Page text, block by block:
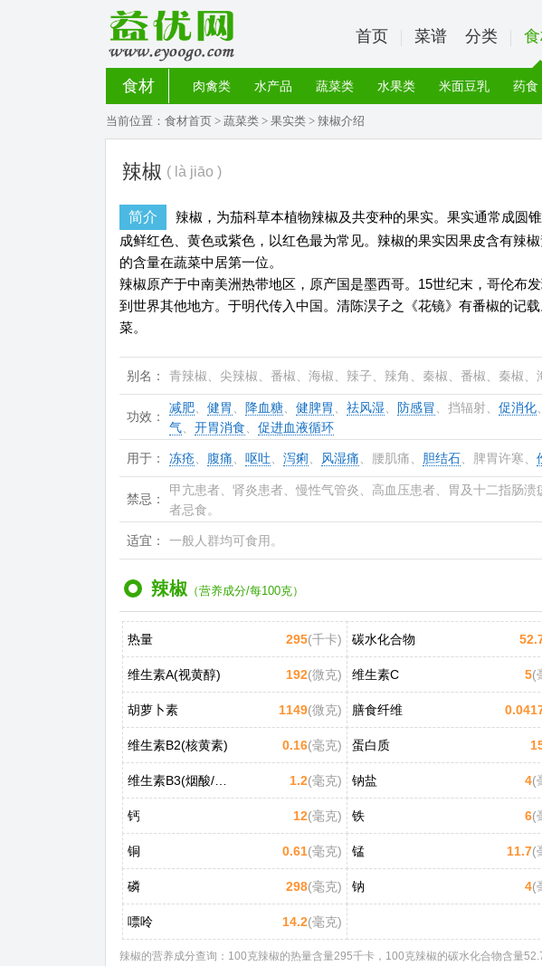
首页 菜谱 分类
食材 肉禽类 水产品 蔬菜类 水果类 米面豆乳 药食
当前位置： 食材首页 > 蔬菜类 > 果实类 > 辣椒介绍
辣椒 ( là jiāo )
简介
辣椒，为茄科草本植物辣椒及共变种的果实。果实通常成圆
成鲜红色、黄色或紫色，以红色最为常见。辣椒的果实因果皮含有辣
的含量在蔬菜中居第一位。
辣椒原产于中南美洲热带地区，原产国是墨西哥。15世纪末，哥伦布
到世界其他地方。于明代传入中国。清陈淏子之《花镜》有番椒的记
菜。
别名： 青辣椒、尖辣椒、番椒、海椒、辣子、辣角、秦椒、番椒、秦椒、
功效：
减肥 健胃 降血糖 健脾胃 祛风湿 防感冒 、挡辐射、 促消化
气
开胃消食 促进血液循环
用于： 冻疮 腹痛 呕吐 泻痢 风湿痛 、腰肌痛、 胆结石 、脾胃许寒、
禁忌：
甲亢患者、肾炎患者、慢性气管炎、高血压患者、胃及十二指肠
者忌食。
适宜： 一般人群均可食用。
辣椒 （营养成分/每100克）
热量 295(千卡) 碳水化合物
维生素A(视黄醇) 192(微克) 维生素C 5(
胡萝卜素 1149(微克) 膳食纤维
维生素B2(核黄素) 0.16(毫克) 蛋白质
维生素B3(烟酸/尼克酸) 1.2(毫克) 钠盐 4(
钙 12(毫克) 铁 6(
铜 0.61(毫克) 锰 11.7(
磷 298(毫克) 钠 4(
嘌呤 14.2(毫克)
辣椒的营养成分查询：100克辣椒的热量含量295千卡，100克辣椒的碳水化合物含量